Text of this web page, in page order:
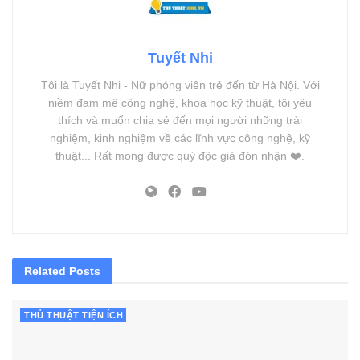
Tuyết Nhi
Tôi là Tuyết Nhi - Nữ phóng viên trẻ đến từ Hà Nội. Với
niềm đam mê công nghệ, khoa học kỹ thuật, tôi yêu
thích và muốn chia sẻ đến mọi người những trải
nghiệm, kinh nghiệm về các lĩnh vực công nghệ, kỹ
thuật... Rất mong được quý độc giả đón nhận ❤️.
Related Posts
THỦ THUẬT TIỆN ÍCH